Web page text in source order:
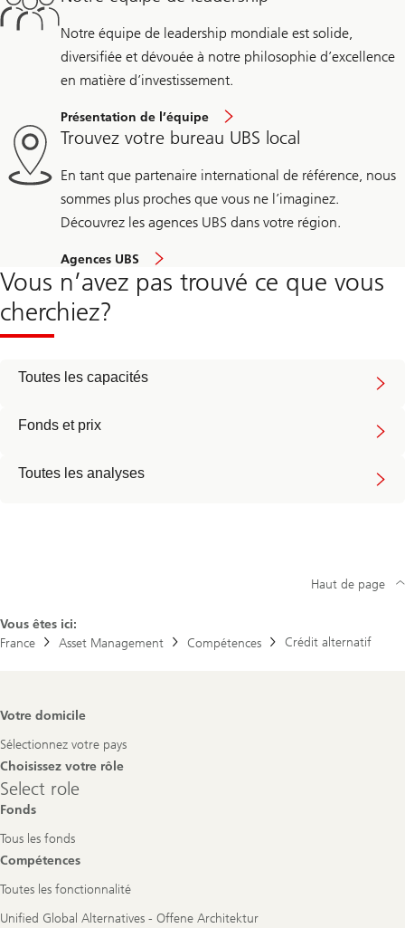
Notre équipe de leadership mondiale est solide,
diversifiée et dévouée à notre philosophie d’excellence
en matière d’investissement.
Présentation de l’équipe
Trouvez votre bureau UBS local
En tant que partenaire international de référence, nous
sommes plus proches que vous ne l’imaginez.
Découvrez les agences UBS dans votre région.
Agences UBS
Vous n’avez pas trouvé ce que vous
cherchiez?
Toutes les capacités
Fonds et prix
Toutes les analyses
Vous êtes ici:
France
Asset Management Compétences Crédit alternatif
Haut de page
Footer
Votre domicile
Sélectionnez votre pays
Choisissez votre rôle
Select
role
Select role
Fonds
Tous les fonds
Compétences
Toutes les fonctionnalité
Unified Global Alternatives - Offene Architektur